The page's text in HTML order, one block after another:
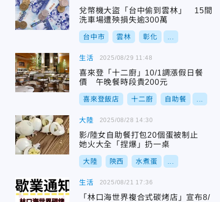
兌幣機大盜「台中偷到雲林」 15間
洗車場遭殃損失逾300萬
台中市 雲林 彰化
生活
喜來登「十二廚」10/1調漲假日餐
價 午晚餐時段貴200元
喜來登飯店 十二廚 自助餐
2025/08/29 11:48
大陸
影/陸女自助餐打包20個蛋被制止
她火大全「捏爆」扔一桌
大陸 陝西 水煮蛋
2025/08/28 14:30
生活
「林口海世界複合式碳烤店」宣布8/
2025/08/21 17:36